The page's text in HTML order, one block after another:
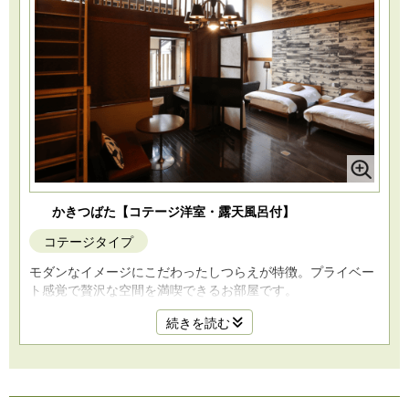
かきつばた【コテージ洋室・露天風呂付】
コテージタイプ
モダンなイメージにこだわったしつらえが特徴。プライベー
ト感覚で贅沢な空間を満喫できるお部屋です。
・広さ：77.5平米（客室部52.33平米）
・ゆったりとしたバスルーム
続きを読む